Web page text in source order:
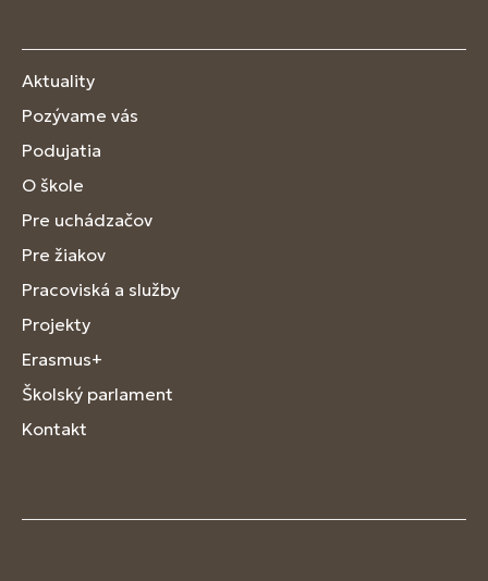
Aktuality
Pozývame vás
Podujatia
O škole
Pre uchádzačov
Pre žiakov
Pracoviská a služby
Projekty
Erasmus+
Školský parlament
Kontakt